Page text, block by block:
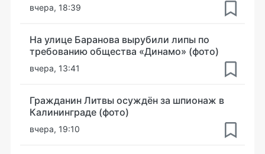
вчера, 18:39
На улице Баранова вырубили липы по
требованию общества «Динамо» (фото)
вчера, 13:41
Гражданин Литвы осуждён за шпионаж в
Калининграде (фото)
вчера, 19:10